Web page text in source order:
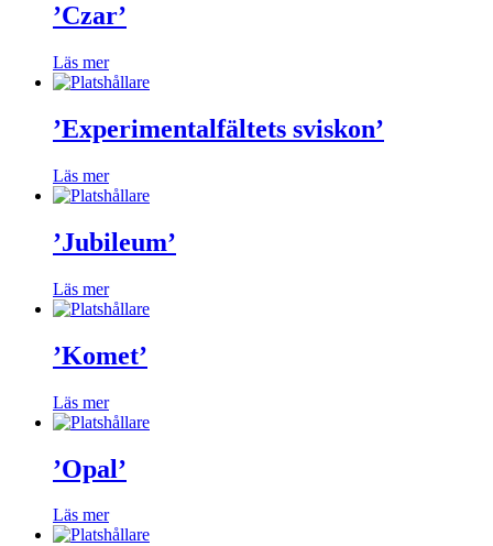
’Czar’
Läs mer
’Experimentalfältets sviskon’
Läs mer
’Jubileum’
Läs mer
’Komet’
Läs mer
’Opal’
Läs mer